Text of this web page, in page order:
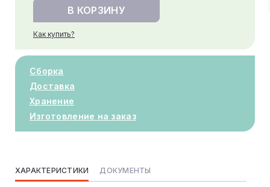
В КОРЗИНУ
Как купить?
Сборка
Доставка
Хранение
Изготовление на заказ
ХАРАКТЕРИСТИКИ ДОКУМЕНТЫ